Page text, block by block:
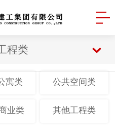
程类
寓类 公共空间类
业类 其他工程类